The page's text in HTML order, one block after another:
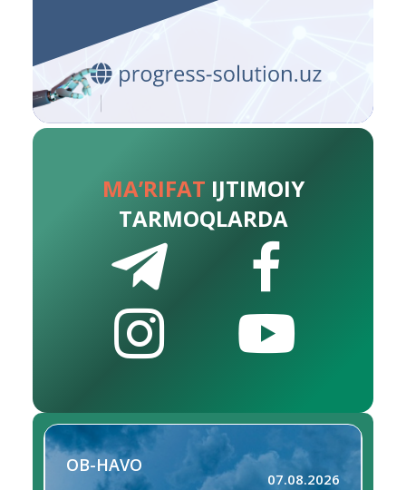
MA’RIFAT IJTIMOIY
TARMOQLARDA
OB-HAVO
07.08.2026